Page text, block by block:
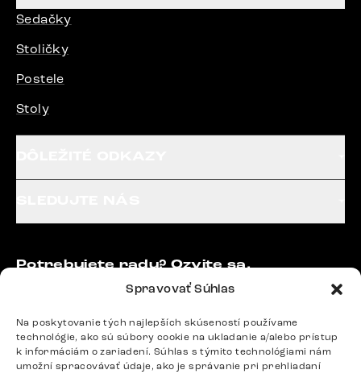
Spravovať Súhlas
Na poskytovanie tých najlepších skúseností používame
technológie, ako sú súbory cookie na ukladanie a/alebo prístup
k informáciám o zariadení. Súhlas s týmito technológiami nám
umožní spracovávať údaje, ako je správanie pri prehliadaní
Sedačky
Stoličky
Postele
Stoly
Potrebujete radu? Ozvite sa.
podpora@delife-shop.sk
Odpovedáme do 24 hodín.